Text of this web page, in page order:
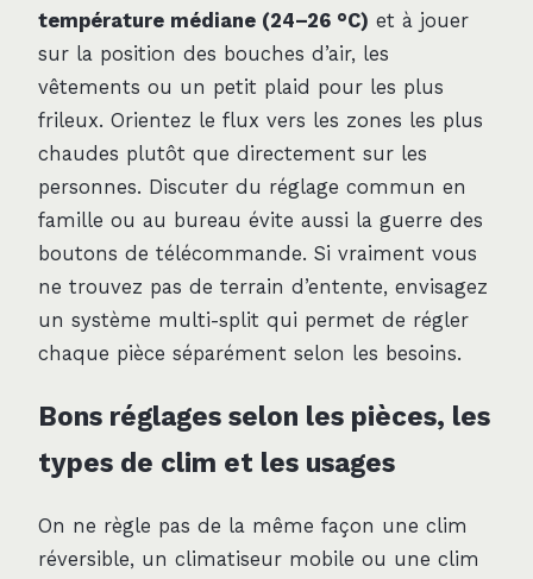
température médiane (24–26 °C) et à jouer
sur la position des bouches d’air, les
vêtements ou un petit plaid pour les plus
frileux. Orientez le flux vers les zones les plus
chaudes plutôt que directement sur les
personnes. Discuter du réglage commun en
famille ou au bureau évite aussi la guerre des
boutons de télécommande. Si vraiment vous
ne trouvez pas de terrain d’entente, envisagez
un système multi-split qui permet de régler
chaque pièce séparément selon les besoins.
Bons réglages selon les pièces, les
types de clim et les usages
On ne règle pas de la même façon une clim
réversible, un climatiseur mobile ou une clim